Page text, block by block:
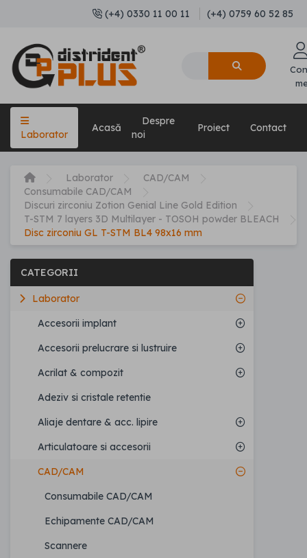
(+4) 0330 11 00 11 (+4) 0759 60 52 85
Laborator
Acasă
Despre
noi
Proiect Contact
Laborator
CAD/CAM
Consumabile CAD/CAM
Discuri zirconiu Zotion Genial Line Gold Edition
T-STM 7 layers 3D Multilayer - TOSOH powder BLEACH
Disc zirconiu GL T-STM BL4 98x16 mm
CATEGORII
Laborator
Accesorii implant
Accesorii prelucrare si lustruire
Acrilat & compozit
Adeziv si cristale retentie
Aliaje dentare & acc. lipire
Articulatoare si accesorii
CAD/CAM
Consumabile CAD/CAM
Echipamente CAD/CAM
Scannere